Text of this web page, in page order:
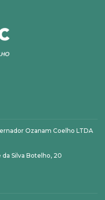
Ozanam Coelho LTDA
da Silva Botelho, 20